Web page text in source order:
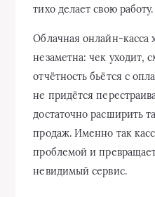
тихо делает свою работу.
Облачная онлайн‑касса
незаметна: чек уходит,
отчётность бьётся с
не придётся
достаточно расширить
продаж. Именно так
проблемой и
невидимый сервис.